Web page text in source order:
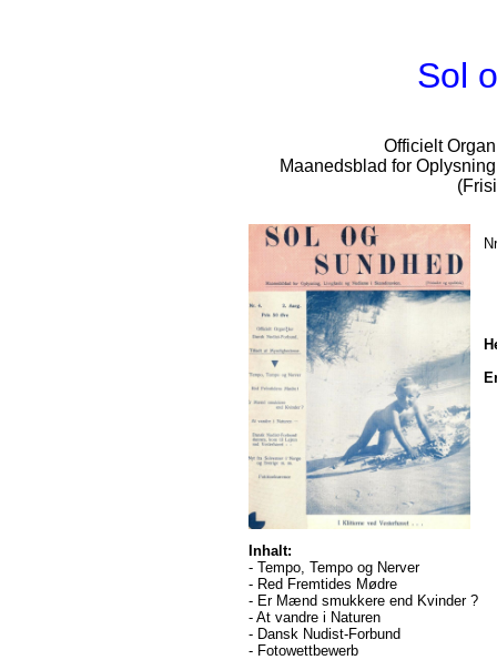
Sol
Officielt
Maanedsblad for
Inhalt:
- Tempo, Tempo og Nerver
- Red Fremtides Mødre
- Er Mænd smukkere end Kvinder ?
- At vandre i Naturen
- Dansk Nudist-Forbund
- Fotowettbewerb